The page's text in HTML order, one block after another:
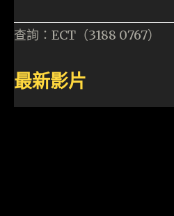
查詢：ECT（3188 0767）
最新影片